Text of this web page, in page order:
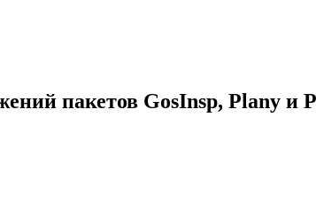
пакетов GosInsp, Plany и